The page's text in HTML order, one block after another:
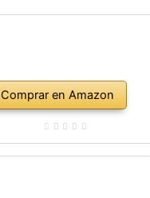
Comprar en Amazon